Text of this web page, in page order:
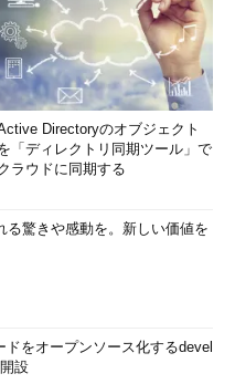
のでお金をとれた時代から、
というやつ）でお金をとろ
サービスこそが価値という具
期のノイズか、それとも長
アーキテクト。某米国半導
ベンチャー企業でx86互換
後、出版社の半導体事業部
RISCプロセッサを中心とし
Directoryのオブジェクト
「ディレクトリ同期ツール」で
ラウドに同期する
る驚きや感動を。新しい価値を
をオープンソース化するdevel
設